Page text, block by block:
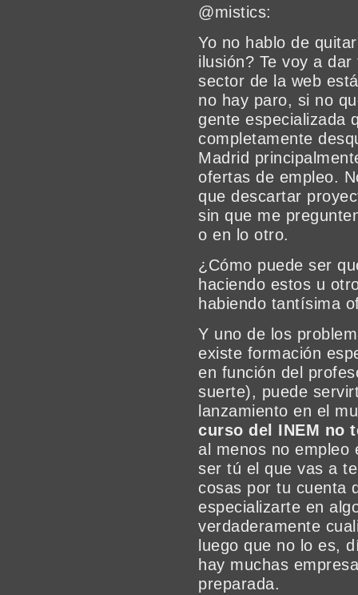
@mistics:
Yo no hablo de
ilusión? Te voy a
sector de la web
no hay paro, si no
gente especializada
completamente
Madrid
ofertas de empleo.
que descartar
sin que me
o en lo otro.
¿Cómo puede ser
haciendo estos u
habiendo tantísima
Y uno de los
existe formación
en función del
suerte), puede
lanzamiento en el
curso del INEM no
al menos no empleo
ser tú el que vas a
cosas por tu cuenta
especializarte en
verdaderamente
luego que no lo es,
hay muchas
preparada.